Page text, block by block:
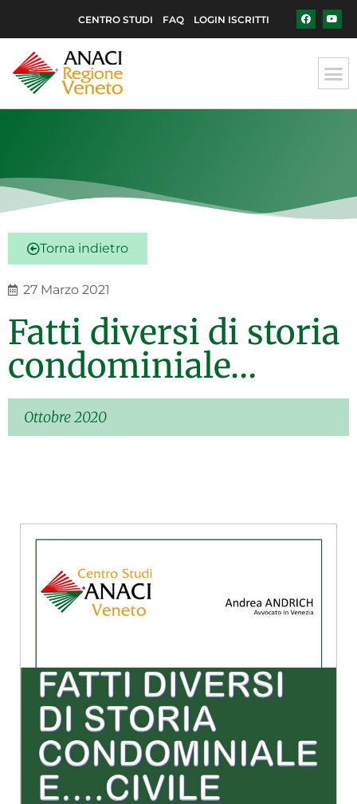
CENTRO STUDI FAQ LOGIN ISCRITTI
Torna indietro
27 Marzo 2021
Fatti diversi di storia
condominiale…
Ottobre 2020